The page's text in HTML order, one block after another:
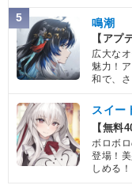
青年悟飯3
6.5 10点
5 鳴潮
【アプ
広大な
魅力！
和で、
スイー
【無料
ボロボ
登場！
しめる！